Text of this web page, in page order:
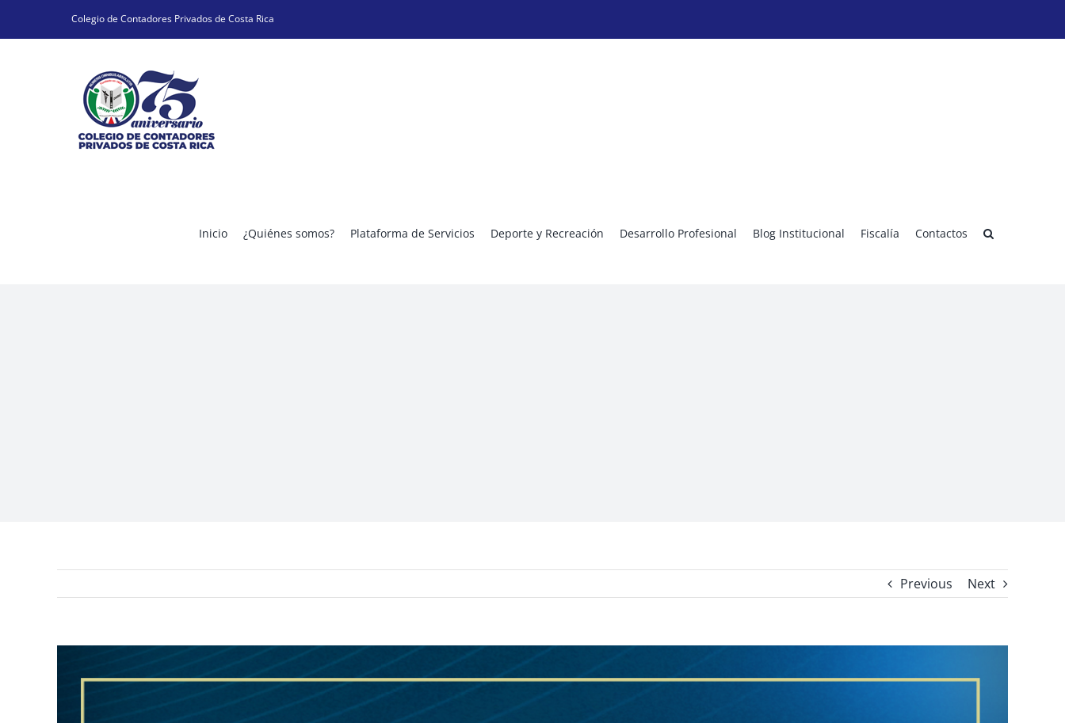
Colegio de Contadores Privados de Costa Rica
Inicio ¿Quiénes somos? Plataforma de Servicios Deporte y Recreación Desarrollo Profesional Blog Institucional Fiscalía Contactos
Previous Next
Larger